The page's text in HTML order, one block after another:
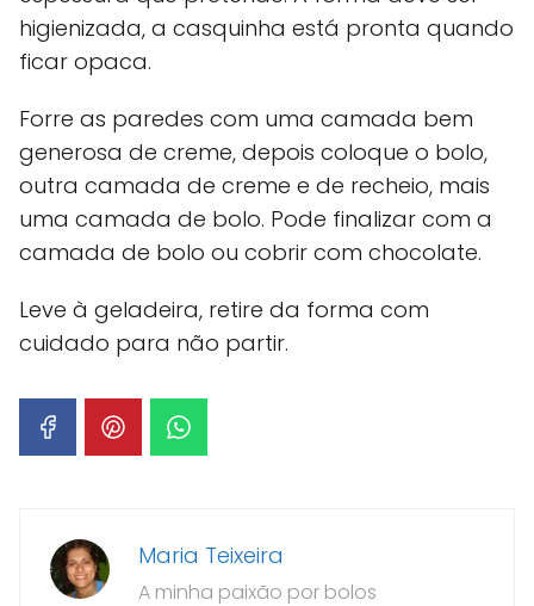
higienizada, a casquinha está pronta quando
ficar opaca.
Forre as paredes com uma camada bem
generosa de creme, depois coloque o bolo,
outra camada de creme e de recheio, mais
uma camada de bolo. Pode finalizar com a
camada de bolo ou cobrir com chocolate.
Leve à geladeira, retire da forma com
cuidado para não partir.
Maria Teixeira
A minha paixão por bolos